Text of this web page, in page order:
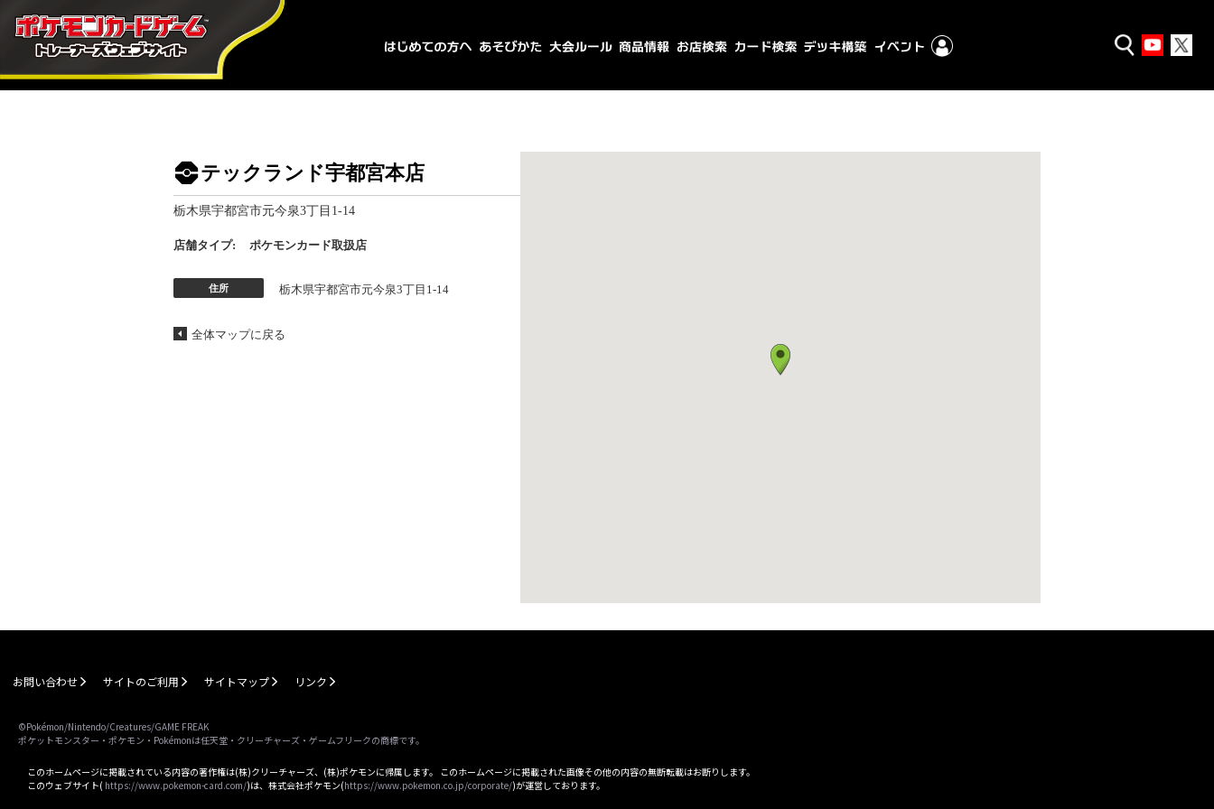
テックランド宇都宮本店
栃木県宇都宮市元今泉3丁目1-14
店舗タイプ: ポケモンカード取扱店
住所 栃木県宇都宮市元今泉3丁目1-14
全体マップに戻る
お問い合わせ サイトのご利用 サイトマップ リンク
©Pokémon/Nintendo/Creatures/GAME FREAK
ポケットモンスター・ポケモン・Pokémonは任天堂・クリーチャーズ・ゲームフリークの商標です。
このホームページに掲載されている内容の著作権は(株)クリーチャーズ、(株)ポケモンに帰属します。 このホームページに掲載された画像その他の内容の無断転載はお断りします。
このウェブサイト( https://www.pokemon-card.com/)は、株式会社ポケモン(https://www.pokemon.co.jp/corporate/)が運営しております。